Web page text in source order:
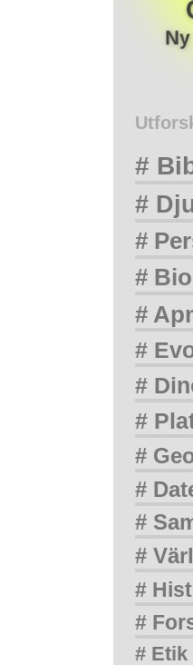
#
#
#
#
#
#
#
#
#
#
#
#
#
#
# Etik